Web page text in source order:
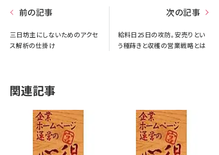
前の記事
三日坊主にしないためのアクセ
ス解析の仕掛け
次の記事
給料日25日の攻防。安売りとい
う種蒔きと収穫の営業戦略とは
関連記事